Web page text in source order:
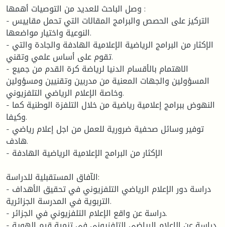
وصل الباحث للعديد من التوصيات أهمها :
- التركيز على الحصص والبرامج المقالات التي تحمل مقاييس
النوعية واختيار مواضعها.
- الإكثار من البرامج الرياضية الإعلامية الهادفة والجادة والتي
تقوم على أساس علمي وتقني.
- الاهتمام بالأقسام الدنيا لرياضة كرة القدم من جميع
المسؤولين والجهات المعنية من مدربين وتقنيين ومسؤولين
وخاصة الإعلام الرياضي التلفزيوني.
- النهوض ببرامج إعلامية رياضية من خلال التلفزة الوطنية كما
وكيفا.
- توفير وسائل صحفية ضرورية للعمل من اجل إعلام رياضي
هادف.
- الإكثار من البرامج الإعلامية الرياضية الهادفة
الآفاق المستقبلية للدراسة:
- دراسة دور الإعلام الرياضي التلفزيوني في تحقيق الأهداف
التربوية في المدرسة الجزائرية.
- دراسة عن واقع الإعلام التلفزيوني في الجزائر.